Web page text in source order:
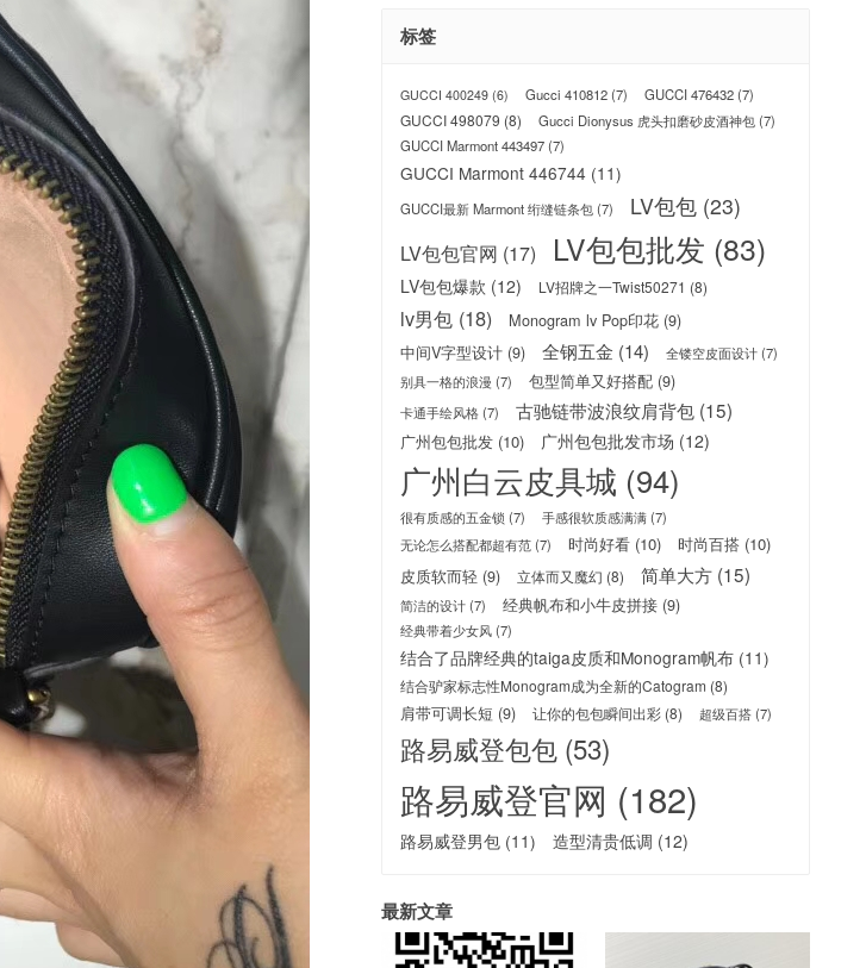
标签
GUCCI 400249 (6) Gucci 410812(7) GUCCI 476432(7)
GUCCI 498079 (8) Gucci Dionysus 虎头扣磨砂皮酒神包(7)
GUCCI Marmont 443497(7)
GUCCI Marmont 446744 (11)
GUCCI最新 Marmont 绗缝链条包(7) LV包包 (23)
LV包包官网 (17) LV包包批发 (83)
LV包包爆款 (12) LV招牌之一Twist50271 (8)
lv男包 (18) Monogram lv Pop印花 (9)
中间V字型设计 (9) 全钢五金 (14) 全镂空皮面设计(7)
别具一格的浪漫 (7) 包型简单又好搭配 (9)
卡通手绘风格(7) 古驰链带波浪纹肩背包 (15)
广州包包批发 (10) 广州包包批发市场 (12)
广州白云皮具城 (94)
很有质感的五金锁 (7) 手感很软质感满满(7)
无论怎么搭配都超有范(7) 时尚好看 (10) 时尚百搭 (10)
皮质软而轻 (9) 立体而又魔幻 (8) 简单大方 (15)
简洁的设计(7) 经典帆布和小牛皮拼接 (9)
经典带着少女风(7)
结合了品牌经典的taiga皮质和Monogram帆布 (11)
结合驴家标志性Monogram成为全新的Catogram (8)
肩带可调长短 (9) 让你的包包瞬间出彩 (8) 超级百搭(7)
路易威登包包 (53)
路易威登官网 (182)
路易威登男包 (11) 造型清贵低调 (12)
最新文章